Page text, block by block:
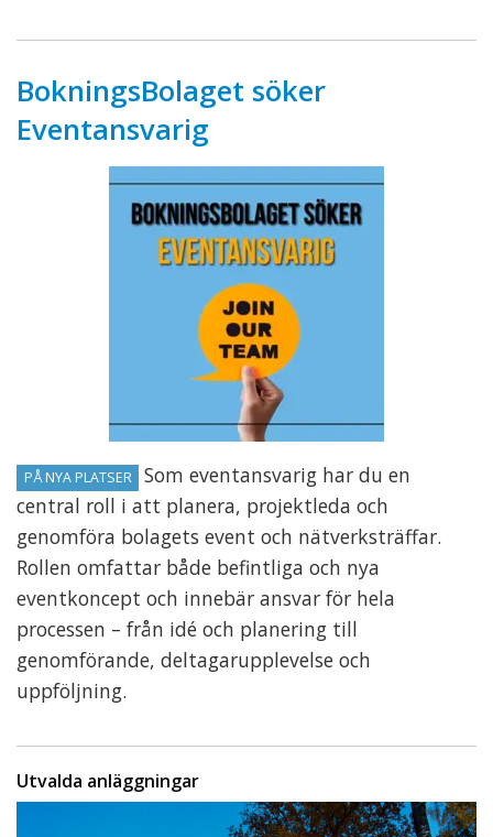
BokningsBolaget söker
Eventansvarig
PÅ NYA PLATSER
Som eventansvarig har du en
central roll i att planera, projektleda och
genomföra bolagets event och nätverksträffar.
Rollen omfattar både befintliga och nya
eventkoncept och innebär ansvar för hela
processen – från idé och planering till
genomförande, deltagarupplevelse och
uppföljning.
Utvalda anläggningar